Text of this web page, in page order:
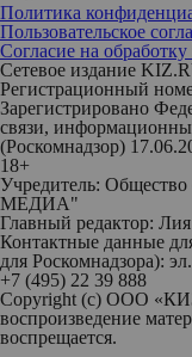
Политика
Пользовательское
Согласие на
Сетевое издание
Регистрационный
Зарегистрировано
связи,
(Роскомнадзор)
18+
Учредитель:
МЕДИА"
Главный редактор:
Контактные данные
для Роскомнадзора):
+7 (495) 22 39 888
Copyright (с) ООО
воспроизведение
воспрещается.